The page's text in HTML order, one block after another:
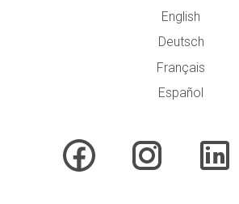
English
Deutsch
Français
Español